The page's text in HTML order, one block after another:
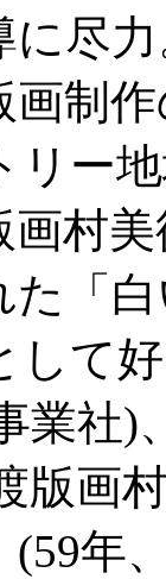
に尽
画制
リー
画村
た「
して
業社)
版画
(59年